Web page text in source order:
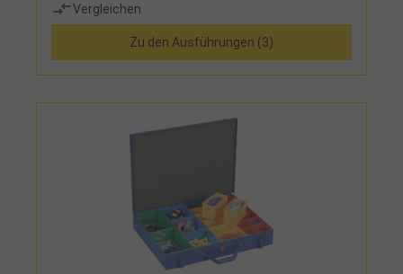
Vergleichen
Zu den Ausführungen (3)